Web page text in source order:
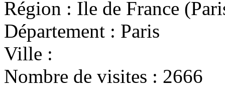
Région : Ile de France
Département : Paris
Ville :
Nombre de visites : 2666